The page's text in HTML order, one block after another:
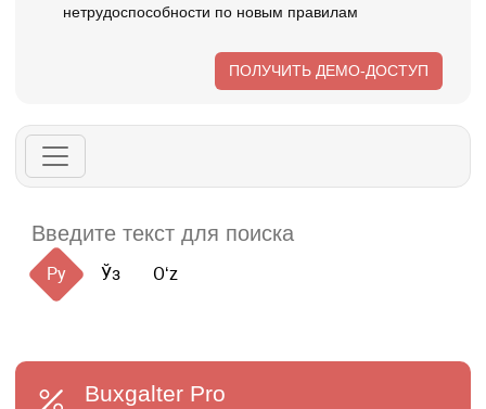
нетрудоспособности по новым правилам
ПОЛУЧИТЬ ДЕМО-ДОСТУП
Ру Ўз Oʻz
Buxgalter Pro